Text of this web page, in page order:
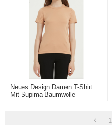
Neues Design Damen T-Shirt
Mit Supima Baumwolle
1